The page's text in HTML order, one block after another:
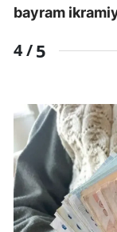
bayram
4 /5